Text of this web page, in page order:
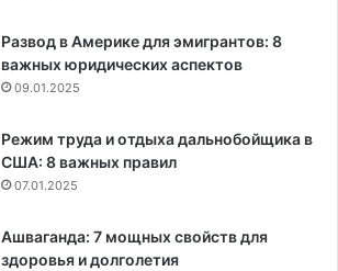
Развод в Америке для эмигрантов: 8
важных юридических аспектов
09.01.2025
Режим труда и отдыха дальнобойщика в
США: 8 важных правил
07.01.2025
Ашваганда: 7 мощных свойств для
здоровья и долголетия